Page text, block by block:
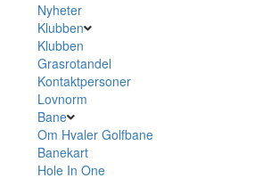
Nyheter
Klubben
Klubben
Grasrotandel
Kontaktpersoner
Lovnorm
Bane
Om Hvaler Golfbane
Banekart
Hole In One